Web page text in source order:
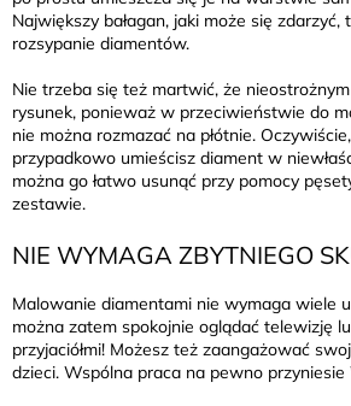
Największy bałagan, jaki może się zdarzyć,
rozsypanie diamentów.
Nie trzeba się też martwić, że
rysunek, ponieważ w przeciwieństwie do
nie można rozmazać na płótnie.
przypadkowo umieścisz diament w
można go łatwo usunąć przy pomocy
zestawie.
NIE WYMAGA ZBYTNIEGO
Malowanie diamentami nie wymaga wiele
można zatem spokojnie oglądać telewizję
przyjaciółmi! Możesz też zaangażować
dzieci. Wspólna praca na pewno